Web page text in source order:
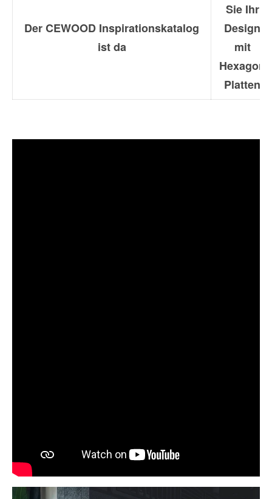
Der CEWOOD Inspirationskatalog
ist da
Sie Ihr
Design
mit
Hexagon
Platten